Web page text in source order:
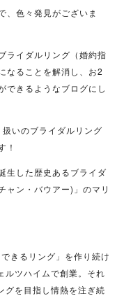
、色々発見がございま
ライダルリング（婚約指
なることを解消し、お2
できるようなブログにし
いのブライダルリング
！
生した歴史あるブライダ
ャン・バウアー)」のマリ
きるリング」を作り続け
ルツハイムで創業。それ
グを目指し情熱を注ぎ続